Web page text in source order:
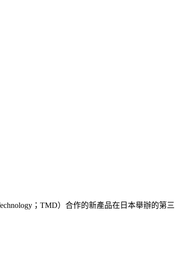
；TMD）合作的新產品在日本舉辦的第三